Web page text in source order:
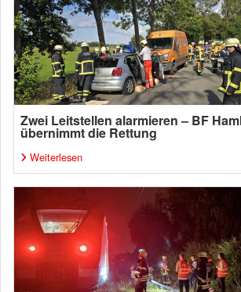
Zwei Leitstellen alarmieren – BF
übernimmt die Rettung
Weiterlesen